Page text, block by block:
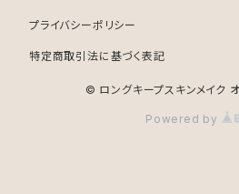
プライバシーポリシー
特定商取引法に基づく表記
© ロングキープスキンメイク
Powered by